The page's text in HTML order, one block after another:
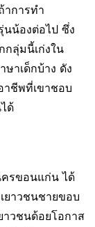
าการทำ
นน้องต่อไป ซึ่ง
กลุ่มนี้เก่งใน
าเด็กบ้าง ดัง
าชีพที่เขาชอบ
ด้
รขอนแก่น ได้
ยาวชนชายขอบ
าวชนด้อยโอกาส